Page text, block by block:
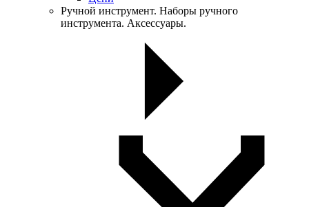
Ручной инструмент. Наборы ручного
инструмента. Аксессуары.